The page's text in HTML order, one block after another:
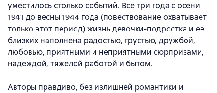
уместилось столько событий. Все три года с осени
1941 до весны 1944 года (повествование охватывает
только этот период) жизнь девочки-подростка и ее
близких наполнена радостью, грустью, дружбой,
любовью, приятными и неприятными сюрпризами,
надеждой, тяжелой работой и бытом.
Авторы правдиво, без излишней романтики и